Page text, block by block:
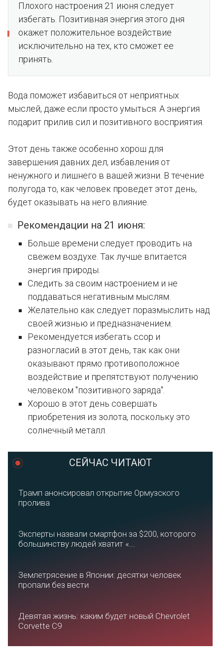
Плохого настроения 21 июня следует
избегать. Позитивная энергия этого дня
окажет положительное воздействие
исключительно на тех, кто сможет ее
принять.
Вода поможет избавиться от неприятных
мыслей, даже если просто умыться. А энергия
подарит прилив сил и позитивного восприятия.
Этот день также особенно хорош для
завершения давних дел, избавления от
ненужного и лишнего в вашей жизни. В течение
полугода то, как человек проведет этот день,
будет оказывать на него влияние.
Рекомендации на 21 июня:
Больше времени следует проводить на
свежем воздухе. Так лучше впитается
энергия природы.
Следить за своим настроением и не
поддаваться негативным мыслям.
Желательно как следует поразмыслить над
своей жизнью и предназначением.
Рекомендуется избегать ссор и
разногласий в этот день, так как они
оказывают прямо противоположное
воздействие и препятствуют получению
человеком "позитивного заряда".
Хорошо в этот день совершать
приобретения из золота, поскольку это
солнечный металл.
СЕЙЧАС ЧИТАЮТ
Трамп анонсировал открытие Ормузского
пролива
Эксперты назвали смартфон за $200, которого
большинству людей хватит «...
Землетрясение в Японии: десятки человек
пропали без вести
Девятая жизнь: каким будет новый Chevrolet
Corvette C9